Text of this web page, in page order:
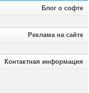
Блог о софте
Реклама на сайте
Контактная информация